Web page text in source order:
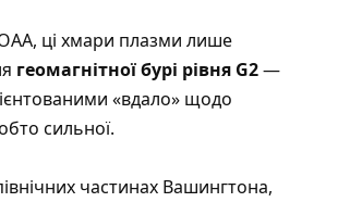
ці хмари плазми лише
геомагнітної бурі рівня G2—
«вдало» щодо
сильної.
частинах Вашингтона,